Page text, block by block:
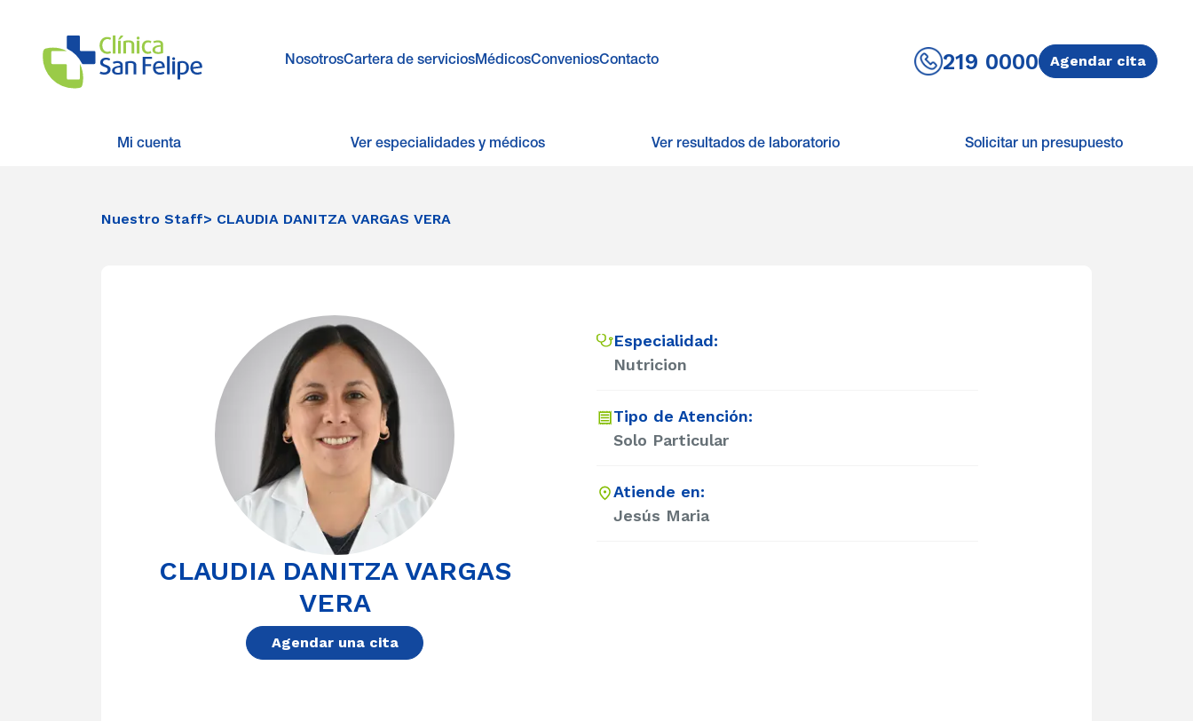
NosotrosCartera de serviciosMédicosConveniosContacto 219 0000 Agendar cita
Mi cuenta Ver especialidades y médicos Ver resultados de laboratorio Solicitar un presupuesto
Nuestro Staff> CLAUDIA DANITZA VARGAS VERA
CLAUDIA DANITZA VARGAS
VERA
Agendar una cita
Especialidad:
Nutricion
Tipo de Atención:
Solo Particular
Atiende en:
Jesús Maria